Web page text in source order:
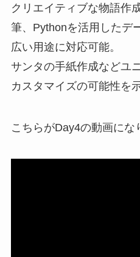
クリエイティブな物語作
筆、Pythonを活用したデ
広い用途に対応可能。
サンタの手紙作成などユ
カスタマイズの可能性を
こちらがDay4の動画にな